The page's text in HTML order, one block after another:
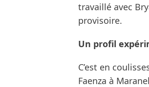
travaillé avec
provisoire.
Un profil
C’est en
Faenza à